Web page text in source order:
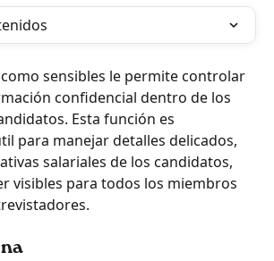
sensibles le permite controlar
confidencial dentro de los
Esta función es
para manejar detalles delicados,
salariales de los candidatos,
visibles para todos los miembros